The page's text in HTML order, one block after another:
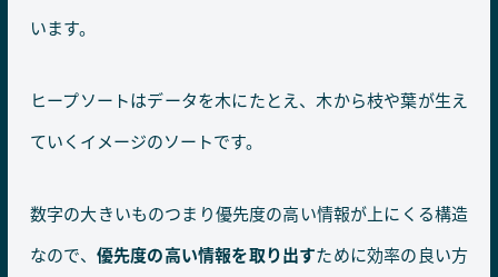
います。
ヒープソートはデータを木にたとえ、木から枝や葉が生え
ていくイメージのソートです。
数字の大きいものつまり優先度の高い情報が上にくる構造
なので、 優先度の高い情報を取り出すために効率の良い方